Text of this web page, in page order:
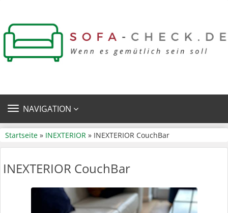
TOGGLE
NAVIGATION
Startseite » INEXTERIOR » INEXTERIOR CouchBar
INEXTERIOR CouchBar